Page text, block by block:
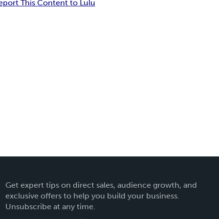
This Content to Lulu
Get expert tips on direct sales, audience growth, and
exclusive offers to help you build your business.
Unsubscribe at any time.